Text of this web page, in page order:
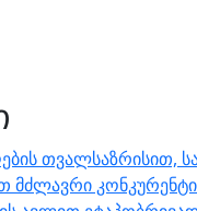
თვალსაზრისით,
მძლავრი